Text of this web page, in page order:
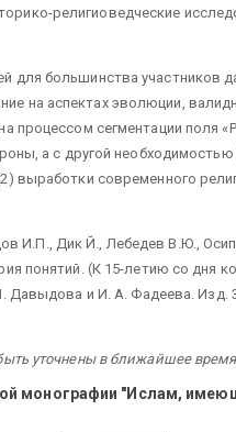
религиоведческие
для большинства участников
на аспектах эволюции,
процессом сегментации поля
а с другой
выработки современного
И.П., Дик Й., Лебедев В.Ю.,
понятий. (К 15-летию со дня
и И. А. Фадеева. Изд.
уточнены в ближайшее время
монографии "Ислам,